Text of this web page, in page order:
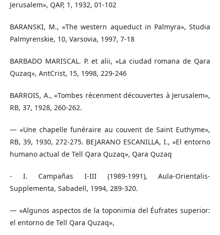
Jerusalem», QAP, 1, 1932, 01-102
BARANSKI, M., «The western aqueduct in Palmyra», Studia
Palmyrenskie, 10, Varsovia, 1997, 7-18
BARBADO MARISCAL. P. et alii, «La ciudad romana de Qara
Quzaq», AntCrist, 15, 1998, 229-246
BARROIS, A., «Tombes récenment découvertes à Jerusalem»,
RB, 37, 1928, 260-262.
— «Une chapelle funéraire au couvent de Saint Euthyme»,
RB, 39, 1930, 272-275. BEJARANO ESCANILLA, I., «El entorno
humano actual de Tell Qara Quzaq», Qara Quzaq
- I. Campañas I-III (1989-1991), Aula-Orientalis-
Supplementa, Sabadell, 1994, 289-320.
— «Algunos aspectos de la toponimia del Éufrates superior:
el entorno de Tell Qara Quzaq»,